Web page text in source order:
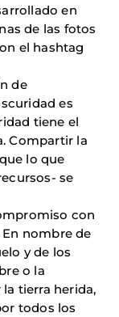
en
de las fotos
el hashtag
de
es
tiene el
Compartir la
lo que
se
con
nombre de
y de los
o la
tierra herida,
todos los